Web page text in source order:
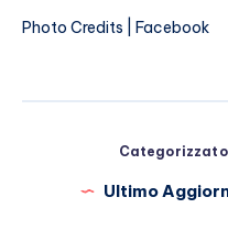
Photo Credits | Facebook
Categorizzato
Ultimo